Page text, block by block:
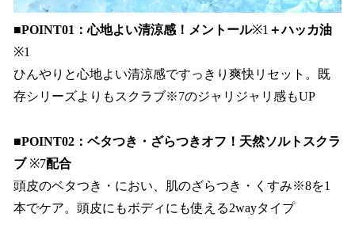
■POINT01：心地よい清涼感！メントール※1 ＋ハッカ油
※1
ひんやりと心地よい清涼感ですっきり爽快リセット。既
存シリーズよりもスクラブ※7のジャリジャリ感もUP
■POINT02：ベタつき・ざらつきオフ！天然ソルトスクラ
ブ※7配合
頭皮のベタつき・におい、肌のざらつき・くすみ※8を1
本でケア。頭皮にもボディにも使える2wayタイプ